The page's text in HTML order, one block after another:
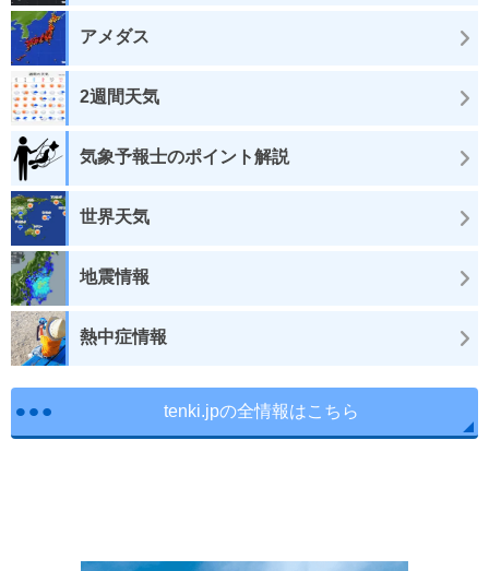
アメダス
2週間天気
気象予報士のポイント解説
世界天気
地震情報
熱中症情報
tenki.jpの全情報はこちら